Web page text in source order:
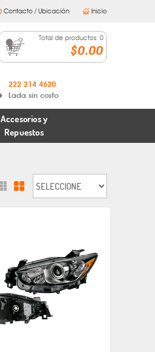
Contacto / Ubicación Inicio
Total de productos: 0
$0.00
222 214 4620
Lada sin costo
Accesorios y
Repuestos